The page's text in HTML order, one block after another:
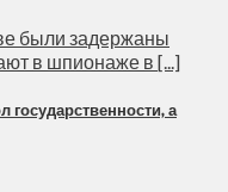
были задержаны
в шпионаже в [...]
а